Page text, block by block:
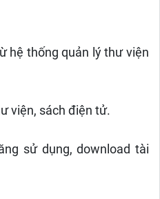
hệ thống quản lý thư viện
viện, sách điện tử.
sử dụng, download tài